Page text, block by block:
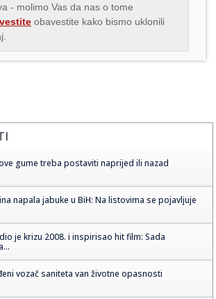
- molimo Vas da nas o tome
obavestite kako bismo uklonili
gume treba postaviti naprijed ili nazad
napala jabuke u BiH: Na listovima se pojavljuje
je krizu 2008. i inspirisao hit film: Sada
vozač saniteta van životne opasnosti